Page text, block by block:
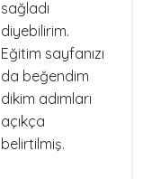
sağladı
diyebilirim.
Eğitim sayfanızı
da beğendim
dikim adımları
açıkça
belirtilmiş.